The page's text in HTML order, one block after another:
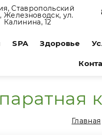
Ставропольский
Железноводск, ул.
Калинина, 12
SPA Здоровье
Главная